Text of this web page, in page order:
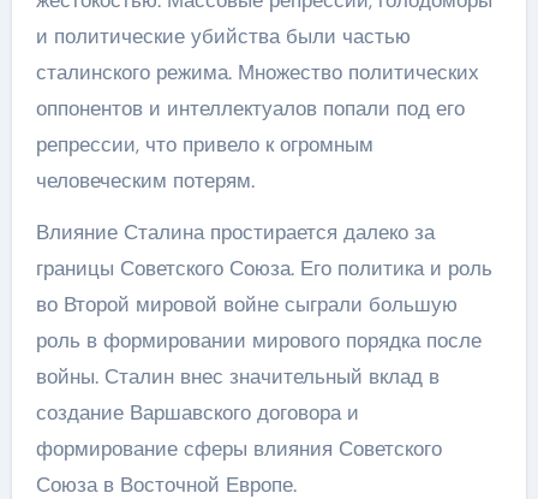
и политические убийства были частью
сталинского режима. Множество политических
оппонентов и интеллектуалов попали под его
репрессии, что привело к огромным
человеческим потерям.
Влияние Сталина простирается далеко за
границы Советского Союза. Его политика и роль
во Второй мировой войне сыграли большую
роль в формировании мирового порядка после
войны. Сталин внес значительный вклад в
создание Варшавского договора и
формирование сферы влияния Советского
Союза в Восточной Европе.